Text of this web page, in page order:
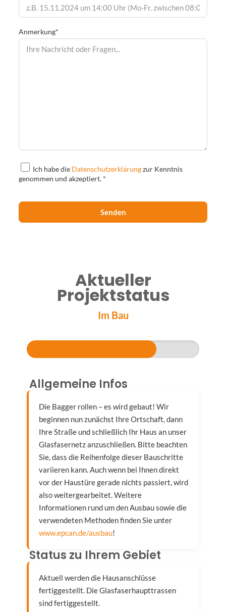
Anmerkung*
Ich habe die Datenschutzerklärungzur Kenntnis
genommen und akzeptiert. *
Aktueller
Projektstatus
Im Bau
Allgemeine Infos
Die Bagger rollen – es wird gebaut! Wir
beginnen nun zunächst Ihre Ortschaft, dann
Ihre Straße und schließlich Ihr Haus an unser
Glasfasernetz anzuschließen. Bitte beachten
Sie, dass die Reihenfolge dieser Bauschritte
variieren kann. Auch wenn bei Ihnen direkt
vor der Haustüre gerade nichts passiert, wird
also weitergearbeitet. Weitere
Informationen rund um den Ausbau sowie die
verwendeten Methoden finden Sie unter
www.epcan.de/ausbau!
Status zu Ihrem Gebiet
Aktuell werden die Hausanschlüsse
fertiggestellt. Die Glasfaserhaupttrassen
sind fertiggestellt.